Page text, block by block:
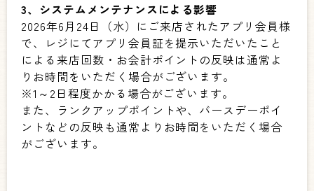
3、システムメンテナンスによる影響
2026年6月24日（水）にご来店されたアプリ会員様
で、レジにてアプリ会員証を提示いただいたこと
による来店回数・お会計ポイントの反映は通常よ
りお時間をいただく場合がございます。
※1～2日程度かかる場合がございます。
また、ランクアップポイントや、バースデーポイ
ントなどの反映も通常よりお時間をいただく場合
がございます。